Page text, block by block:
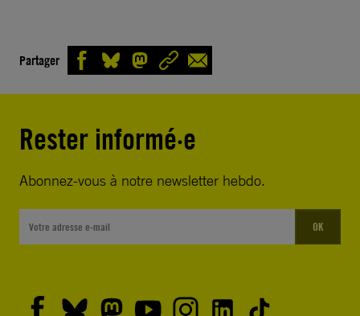
Partager
Rester informé·e
Abonnez-vous à notre newsletter hebdo.
OK